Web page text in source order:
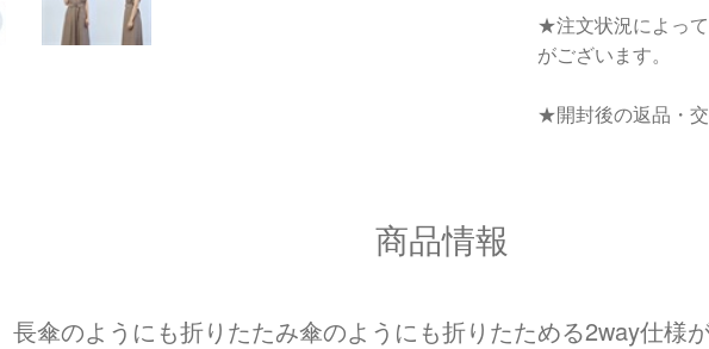
★注文状況によっ
がございます。
★開封後の返品・交
商品情報
長傘のようにも折りたたみ傘のようにも折りたためる2way仕様